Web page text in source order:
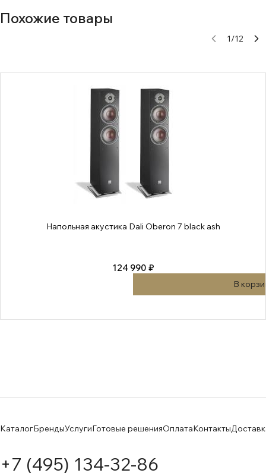
Похожие товары
1/12
Напольная акустика Dali Oberon 7 black ash
124 990 ₽
В
КаталогБрендыУслугиГотовые решенияОплатаКонтакты
+7 (495) 134-32-86